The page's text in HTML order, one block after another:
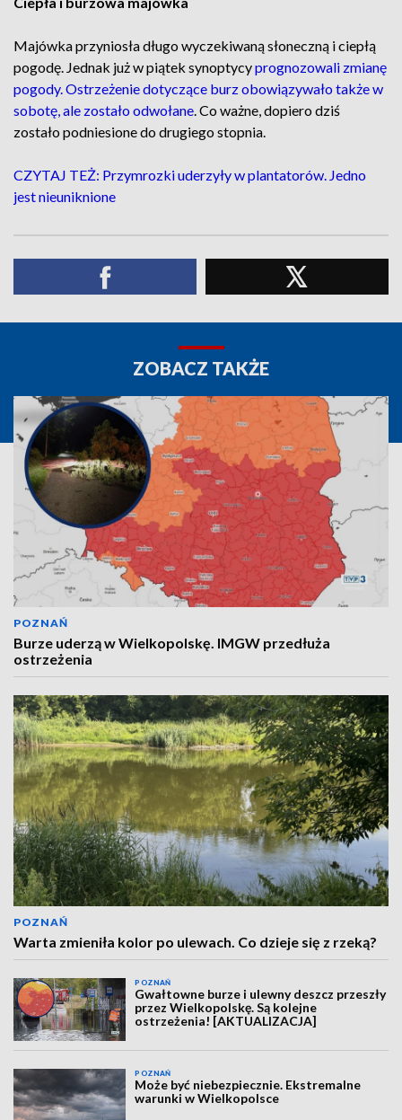
Majówka przyniosła długo wyczekiwaną słoneczną i ciepłą
pogodę. Jednak już w piątek synoptycyprognozowali zmianę
pogody.Ostrzeżenie dotyczące burz obowiązywało także w
sobotę, ale zostało odwołane. Co ważne, dopiero dziś
zostało podniesione do drugiego stopnia.
CZYTAJ TEŻ: Przymrozki uderzyły w plantatorów. Jedno
jest nieuniknione
ZOBACZ TAKŻE
POZNAŃ
Burze uderzą w Wielkopolskę. IMGW przedłuża
ostrzeżenia
POZNAŃ
Warta zmieniła kolor po ulewach. Co dzieje się z rzeką?
POZNAŃ
Gwałtowne burze i ulewny deszcz przeszły
przez Wielkopolskę. Są kolejne
ostrzeżenia! [AKTUALIZACJA]
POZNAŃ
Może być niebezpiecznie. Ekstremalne
warunki w Wielkopolsce